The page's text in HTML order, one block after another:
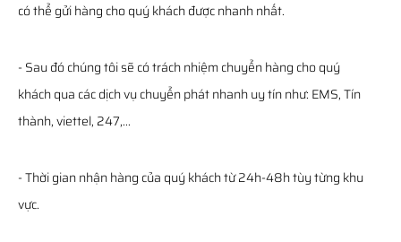
có thể gửi hàng cho quý khách được nhanh nhất.
- Sau đó chúng tôi sẽ có trách nhiệm chuyển hàng cho quý
khách qua các dịch vụ chuyển phát nhanh uy tín như: EMS, Tín
thành, viettel, 247,...
- Thời gian nhận hàng của quý khách từ 24h-48h tùy từng khu
vực.